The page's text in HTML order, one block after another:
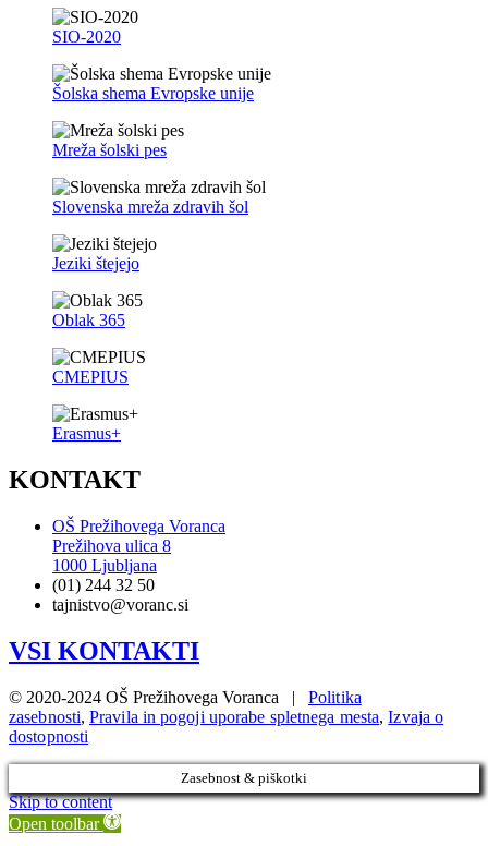
SIO-2020
Šolska shema Evropske unije
Mreža šolski pes
Slovenska mreža zdravih šol
Jeziki štejejo
Oblak 365
CMEPIUS
Erasmus+
KONTAKT
OŠ Prežihovega Voranca
Prežihova ulica 8
1000 Ljubljana
(01) 244 32 50
tajnistvo@voranc.si
VSI KONTAKTI
© 2020-2024 OŠ Prežihovega Voranca | Politika
zasebnosti, Pravila in pogoji uporabe spletnega mesta,Izvaja o
dostopnosti
Zasebnost & piškotki
Skip to content
Open toolbar